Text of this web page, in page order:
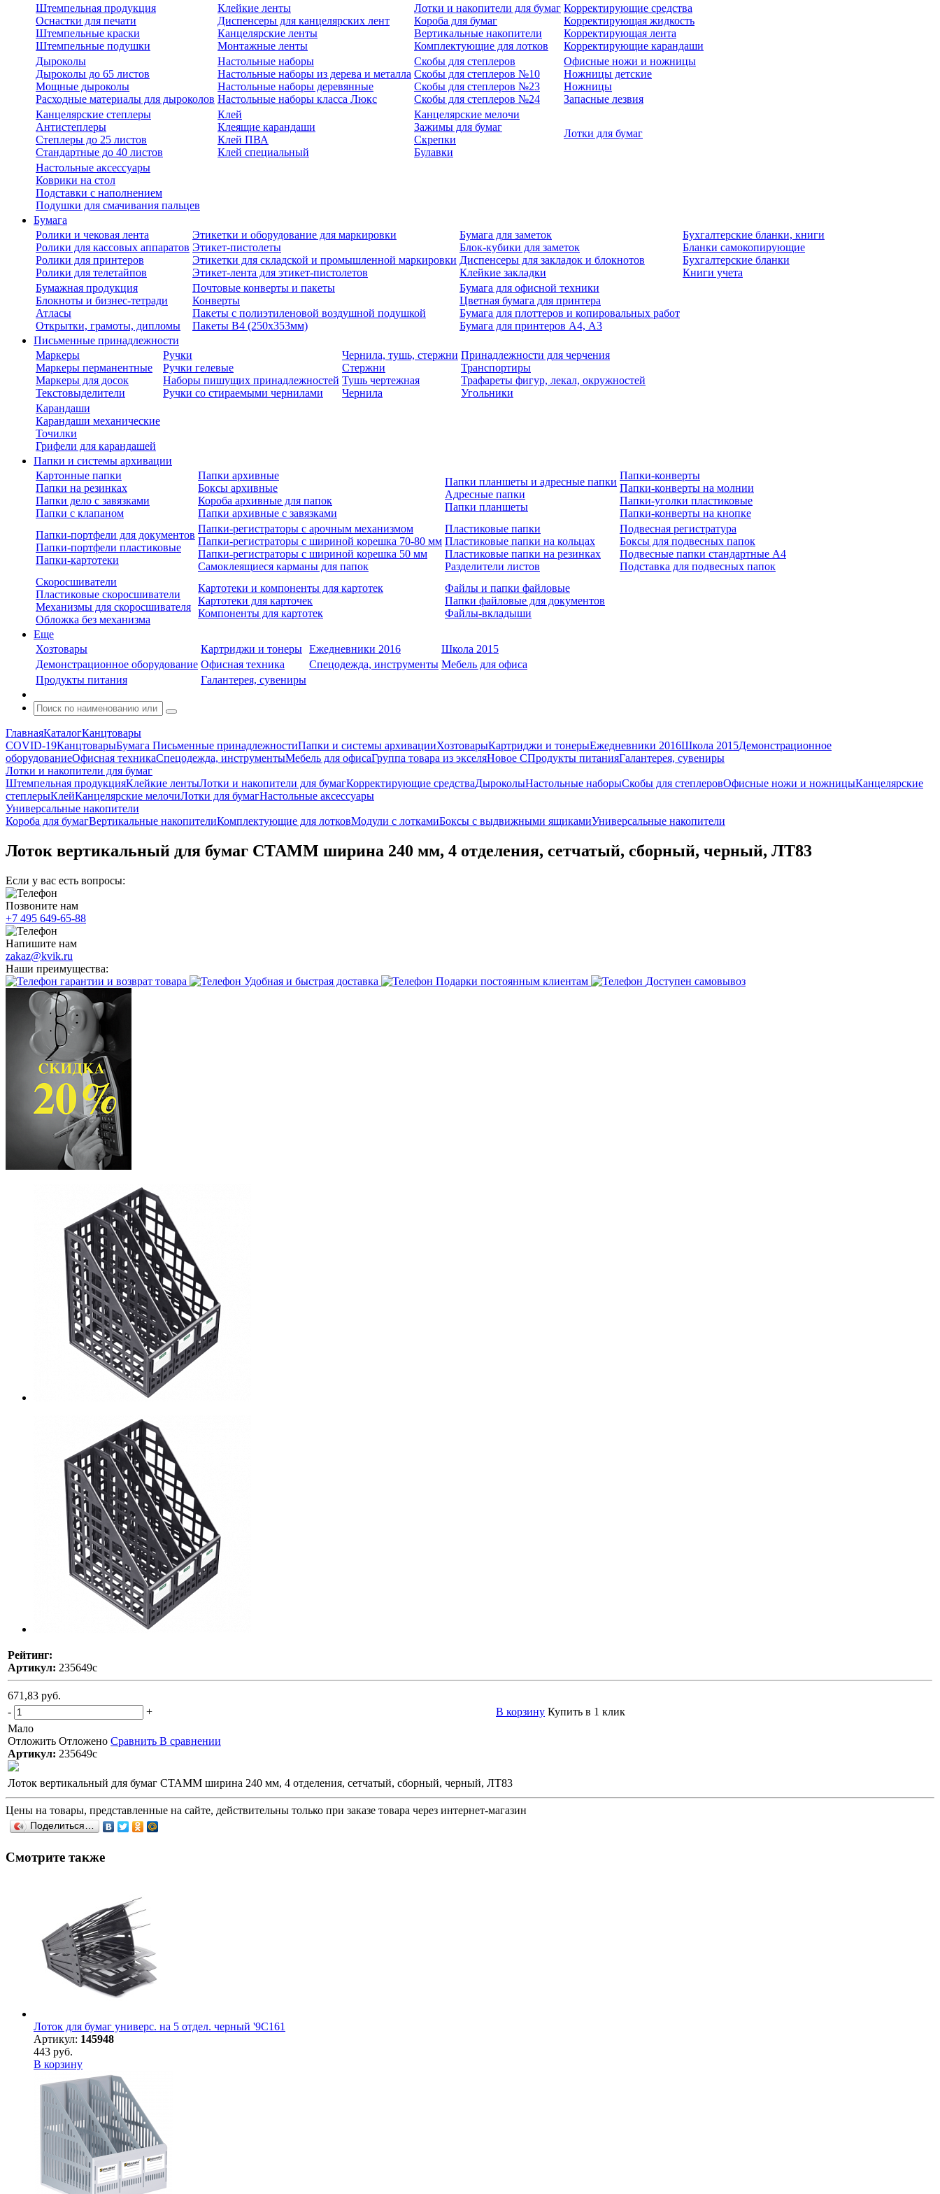
Штемпельная продукция
Оснастки для печати
Штемпельные краски
Штемпельные подушки
Клейкие ленты
Диспенсеры для канцелярских лент
Канцелярские ленты
Монтажные ленты
Лотки и накопители для бумаг
Короба для бумаг
Вертикальные накопители
Комплектующие для лотков
Корректирующие средства
Корректирующая жидкость
Корректирующая лента
Корректирующие карандаши
Дыроколы
Дыроколы до 65 листов
Мощные дыроколы
Расходные материалы для дыроколов
Настольные наборы
Настольные наборы из дерева и металла
Настольные наборы деревянные
Настольные наборы класса Люкс
Скобы для степлеров
Скобы для степлеров №10
Скобы для степлеров №23
Скобы для степлеров №24
Офисные ножи и ножницы
Ножницы детские
Ножницы
Запасные лезвия
Канцелярские степлеры
Антистеплеры
Степлеры до 25 листов
Стандартные до 40 листов
Клей
Клеящие карандаши
Клей ПВА
Клей специальный
Канцелярские мелочи
Зажимы для бумаг
Скрепки
Булавки
Лотки для бумаг
Настольные аксессуары
Коврики на стол
Подставки с наполнением
Подушки для смачивания пальцев
Бумага
Ролики и чековая лента
Ролики для кассовых аппаратов
Ролики для принтеров
Ролики для телетайпов
Этикетки и оборудование для маркировки
Этикет-пистолеты
Этикетки для складской и промышленной маркировки
Этикет-лента для этикет-пистолетов
Бумага для заметок
Блок-кубики для заметок
Диспенсеры для закладок и блокнотов
Клейкие закладки
Бухгалтерские бланки, книги
Бланки самокопирующие
Бухгалтерские бланки
Книги учета
Бумажная продукция
Блокноты и бизнес-тетради
Атласы
Открытки, грамоты, дипломы
Почтовые конверты и пакеты
Конверты
Пакеты с полиэтиленовой воздушной подушкой
Пакеты В4 (250х353мм)
Бумага для офисной техники
Цветная бумага для принтера
Бумага для плоттеров и копировальных работ
Бумага для принтеров А4, А3
Письменные принадлежности
Маркеры
Маркеры перманентные
Маркеры для досок
Текстовыделители
Ручки
Ручки гелевые
Наборы пишущих принадлежностей
Ручки со стираемыми чернилами
Чернила, тушь, стержни
Стержни
Тушь чертежная
Чернила
Принадлежности для черчения
Транспортиры
Трафареты фигур, лекал, окружностей
Угольники
Карандаши
Карандаши механические
Точилки
Грифели для карандашей
Папки и системы архивации
Картонные папки
Папки на резинках
Папки дело с завязками
Папки с клапаном
Папки архивные
Боксы архивные
Короба архивные для папок
Папки архивные с завязками
Папки планшеты и адресные папки
Адресные папки
Папки планшеты
Папки-конверты
Папки-конверты на молнии
Папки-уголки пластиковые
Папки-конверты на кнопке
Папки-портфели для документов
Папки-портфели пластиковые
Папки-картотеки
Папки-регистраторы с арочным механизмом
Папки-регистраторы с шириной корешка 70-80 мм
Папки-регистраторы с шириной корешка 50 мм
Самоклеящиеся карманы для папок
Пластиковые папки
Пластиковые папки на кольцах
Пластиковые папки на резинках
Разделители листов
Подвесная регистратура
Боксы для подвесных папок
Подвесные папки стандартные А4
Подставка для подвесных папок
Скоросшиватели
Пластиковые скоросшиватели
Механизмы для скоросшивателя
Обложка без механизма
Картотеки и компоненты для картотек
Картотеки для карточек
Компоненты для картотек
Файлы и папки файловые
Папки файловые для документов
Файлы-вкладыши
Еще
Хозтовары
Картриджи и тонеры Ежедневники 2016
Школа 2015
Демонстрационное оборудование Офисная техника Спецодежда, инструменты Мебель для офиса
Продукты питания
Галантерея, сувениры
ГлавнаяКаталогКанцтовары
COVID-19КанцтоварыБумага Письменные принадлежностиПапки и системы архивацииХозтоварыКартриджи и тонерыЕжедневники 2016Школа 2015Демонстрационное
оборудованиеОфисная техникаСпецодежда, инструментыМебель для офисаГруппа товара из экселяНовое СПродукты питанияГалантерея, сувениры
Лотки и накопители для бумаг
Штемпельная продукцияКлейкие лентыЛотки и накопители для бумагКорректирующие средстваДыроколыНастольные наборыСкобы для степлеровОфисные ножи и ножницыКанцелярские
степлерыКлейКанцелярские мелочиЛотки для бумагНастольные аксессуары
Универсальные накопители
Короба для бумагВертикальные накопителиКомплектующие для лотковМодули с лоткамиБоксы с выдвижными ящикамиУниверсальные накопители
Лоток вертикальный для бумаг СТАММ ширина 240 мм, 4 отделения, сетчатый, сборный, черный, ЛТ83
Если у вас есть вопросы:
Позвоните нам
+7 495 649-65-88
Напишите нам
zakaz@kvik.ru
Наши преимущества:
гарантии и возврат товара
Удобная и быстрая доставка Подарки постоянным клиентам Доступен самовывоз
Рейтинг:
Артикул: 235649с
671,83 руб.
-
+ В корзину Купить в 1 клик
Мало
Отложить Отложено Сравнить В сравнении
Артикул: 235649с
Лоток вертикальный для бумаг СТАММ ширина 240 мм, 4 отделения, сетчатый, сборный, черный, ЛТ83
Цены на товары, представленные на сайте, действительны только при заказе товара через интернет-магазин
Поделиться…
Смотрите также
Лоток для бумаг универс. на 5 отдел. черный '9С161
Артикул: 145948
443 руб.
В корзину